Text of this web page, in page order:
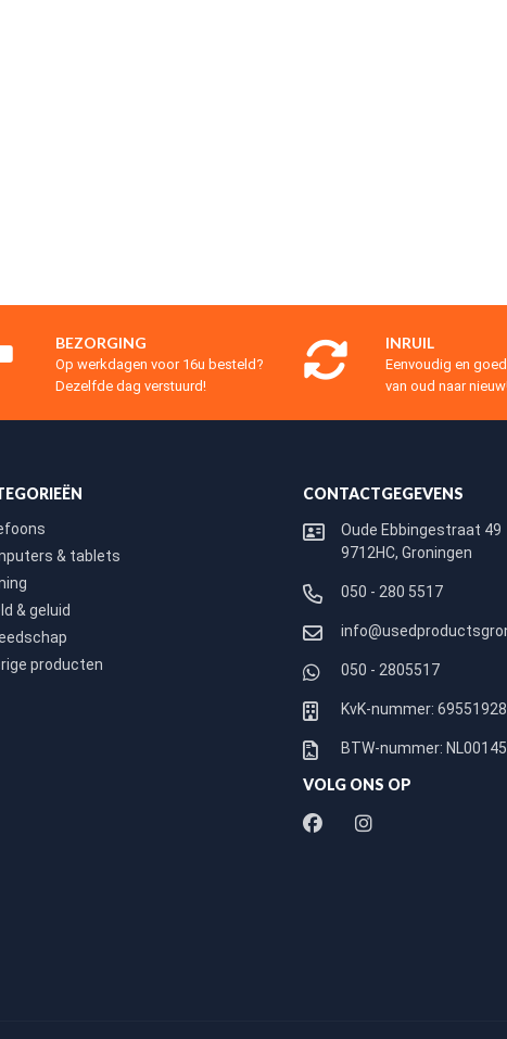
BEZORGING
Op werkdagen voor 16u besteld?
Dezelfde dag verstuurd!
INRUIL
Eenvoudig en
van oud naar
& tablets
& geluid
producten
CONTACTGEGEVENS
Oude Ebbingestraat 49
9712HC, Groningen
050 - 280 5517
050 - 2805517
KvK-nummer: 69551928
BTW-nummer:
VOLG ONS OP